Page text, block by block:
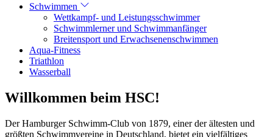
Schwimmen
Wettkampf- und Leistungsschwimmer
Schwimmlerner und Schwimmanfänger
Breitensport und Erwachsenenschwimmen
Aqua-Fitness
Triathlon
Wasserball
Willkommen beim HSC!
Der Hamburger Schwimm-Club von 1879, einer der ältesten und
größten Schwimmvereine in Deutschland, bietet ein vielfältiges